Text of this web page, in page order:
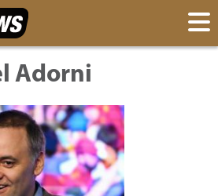
Adorni